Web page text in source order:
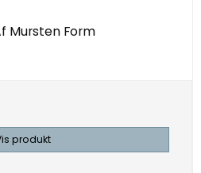
Mursten Form
produkt